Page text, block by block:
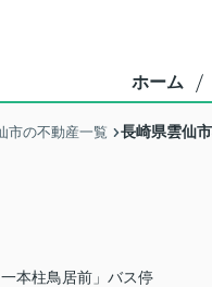
ホーム
市の不動産一覧 長崎県雲仙
本柱鳥居前」バス停